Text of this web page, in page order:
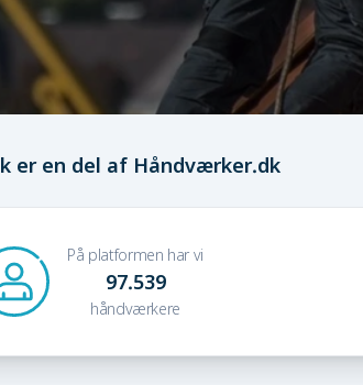
er en del af Håndværker.dk
På platformen har vi
97.539
håndværkere